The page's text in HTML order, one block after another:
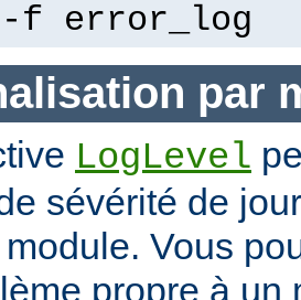
error_log
par
LogLevel
sévérité de
Vous
propre à un